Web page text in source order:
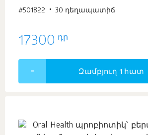
#501822 30 դեղապատիճ
17300 դր
Զամբյուղ 1 հատ